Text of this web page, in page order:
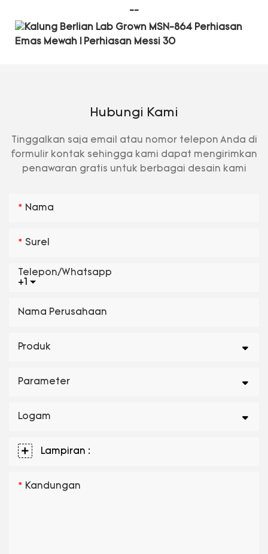
--
Hubungi Kami
Tinggalkan saja email atau nomor telepon Anda di
formulir kontak sehingga kami dapat mengirimkan
penawaran gratis untuk berbagai desain kami
Nama
Surel
+1
Telepon/whatsapp
Nama Perusahaan
Produk
Parameter
Logam
Lampiran :
Kandungan